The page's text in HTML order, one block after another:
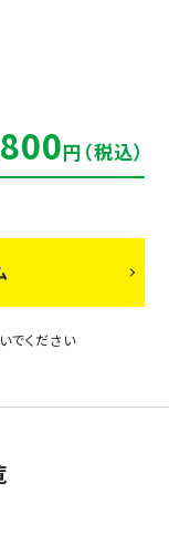
円（税込）
でください